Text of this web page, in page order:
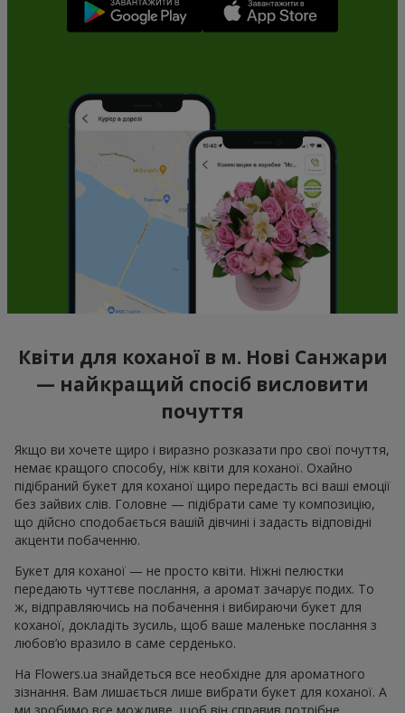
Квіти для коханої в м. Нові Санжари
— найкращий спосіб висловити
почуття
Якщо ви хочете щиро і виразно розказати про свої почуття,
немає кращого способу, ніж квіти для коханої. Охайно
підібраний букет для коханої щиро передасть всі ваші емоції
без зайвих слів. Головне — підібрати саме ту композицію,
що дійсно сподобається вашій дівчині і задасть відповідні
акценти побаченню.
Букет для коханої — не просто квіти. Ніжні пелюстки
передають чуттєве послання, а аромат зачарує подих. То
ж, відправляючись на побачення і вибираючи букет для
коханої, докладіть зусиль, щоб ваше маленьке послання з
любов’ю вразило в саме серденько.
На Flowers.ua знайдеться все необхідне для ароматного
зізнання. Вам лишається лише вибрати букет для коханої. А
ми зробимо все можливе, щоб він справив потрібне